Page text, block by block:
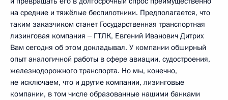
на средние и тяжёлые беспилотники. Предполагается, что
таким заказчиком станет Государственная транспортная
лизинговая компания ‒ ГТЛК, Евгений Иванович Дитрих
Вам сегодня об этом докладывал. У компании обширный
опыт аналогичной работы в сфере авиации, судостроения,
железнодорожного транспорта. Но мы, конечно,
не исключаем, что и другие компании, лизинговые
компании, в том числе образованные нашими банками